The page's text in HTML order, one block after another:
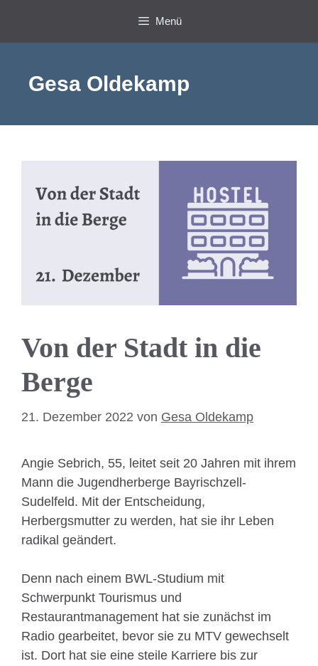
springen
Menü
Gesa Oldekamp
Von der Stadt in die
Berge
21. Dezember 2022 von Gesa Oldekamp
Angie Sebrich, 55, leitet seit 20 Jahren mit ihrem
Mann die Jugendherberge Bayrischzell-
Sudelfeld. Mit der Entscheidung,
Herbergsmutter zu werden, hat sie ihr Leben
radikal geändert.
Denn nach einem BWL-Studium mit
Schwerpunkt Tourismus und
Restaurantmanagement hat sie zunächst im
Radio gearbeitet, bevor sie zu MTV gewechselt
ist. Dort hat sie eine steile Karriere bis zur